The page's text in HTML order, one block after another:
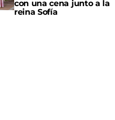
con una cena junto a la
reina Sofía